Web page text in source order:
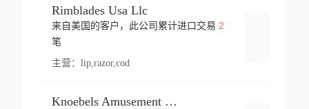
Rimblades Usa Llc
来自美国的客户，此公司累计进口交易 2
笔
主营： lip,razor,cod
Knoebels Amusement Resort